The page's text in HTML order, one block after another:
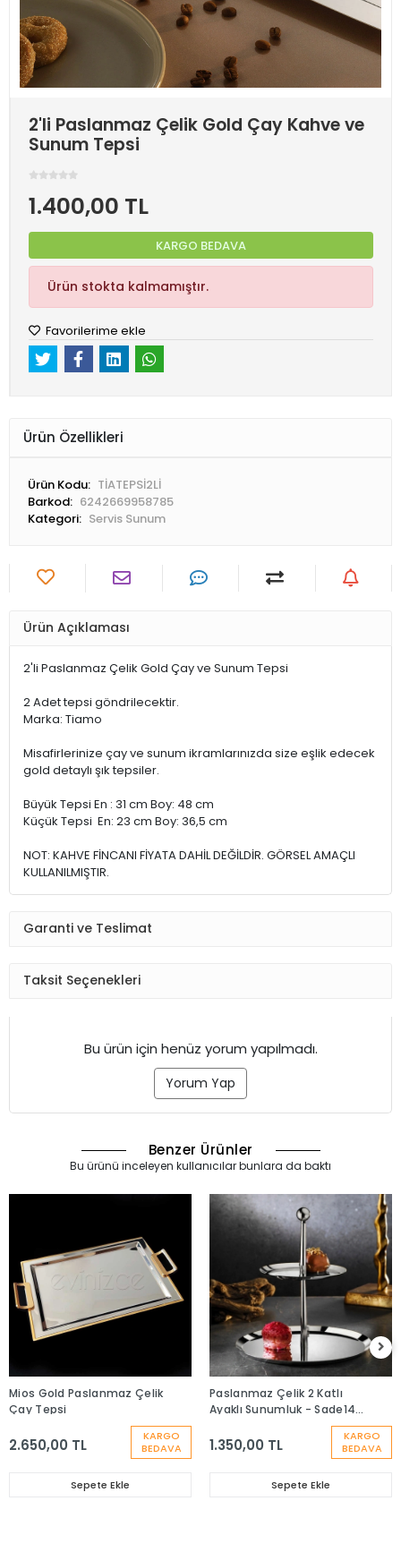
2'li Paslanmaz Çelik Gold Çay Kahve ve
Sunum Tepsi
1.400,00 TL
KARGO BEDAVA
Ürün stokta kalmamıştır.
Favorilerime ekle
Ürün Özellikleri
Ürün Kodu: TİATEPSİ2Lİ
Barkod: 6242669958785
Kategori: Servis Sunum
Ürün Açıklaması
2'li Paslanmaz Çelik Gold Çay ve Sunum Tepsi
2 Adet tepsi göndrilecektir.
Marka: Tiamo
Misafirlerinize çay ve sunum ikramlarınızda size eşlik edecek
gold detaylı şık tepsiler.
Büyük Tepsi En : 31 cm Boy: 48 cm
Küçük Tepsi En: 23 cm Boy: 36,5 cm
NOT: KAHVE FİNCANI FİYATA DAHİL DEĞİLDİR. GÖRSEL AMAÇLI
KULLANILMIŞTIR.
Garanti ve Teslimat
Taksit Seçenekleri
Bu ürün için henüz yorum yapılmadı.
Yorum Yap
Benzer Ürünler
Bu ürünü inceleyen kullanıcılar bunlara da baktı
KARGO
BEDAVA
Mios Gold Paslanmaz Çelik
Çay Tepsi
2.650,00 TL
Sepete Ekle
KARGO
BEDAVA
Paslanmaz Çelik 2 Katlı
Ayaklı Sunumluk - Sade14-
1.350,00 TL
Sepete Ekle